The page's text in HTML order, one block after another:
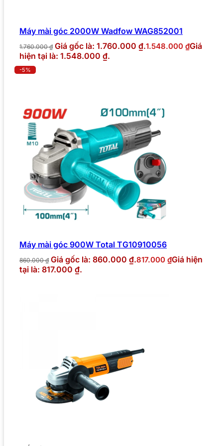
Máy mài góc 2000W Wadfow WAG852001
1.760.000₫ Giá gốc là: 1.760.000 ₫.1.548.000 ₫Giá
hiện tại là: 1.548.000 ₫.
-5%
Máy mài góc 900W Total TG10910056
860.000₫ Giá gốc là: 860.000 ₫.817.000 ₫Giá hiện
tại là: 817.000 ₫.